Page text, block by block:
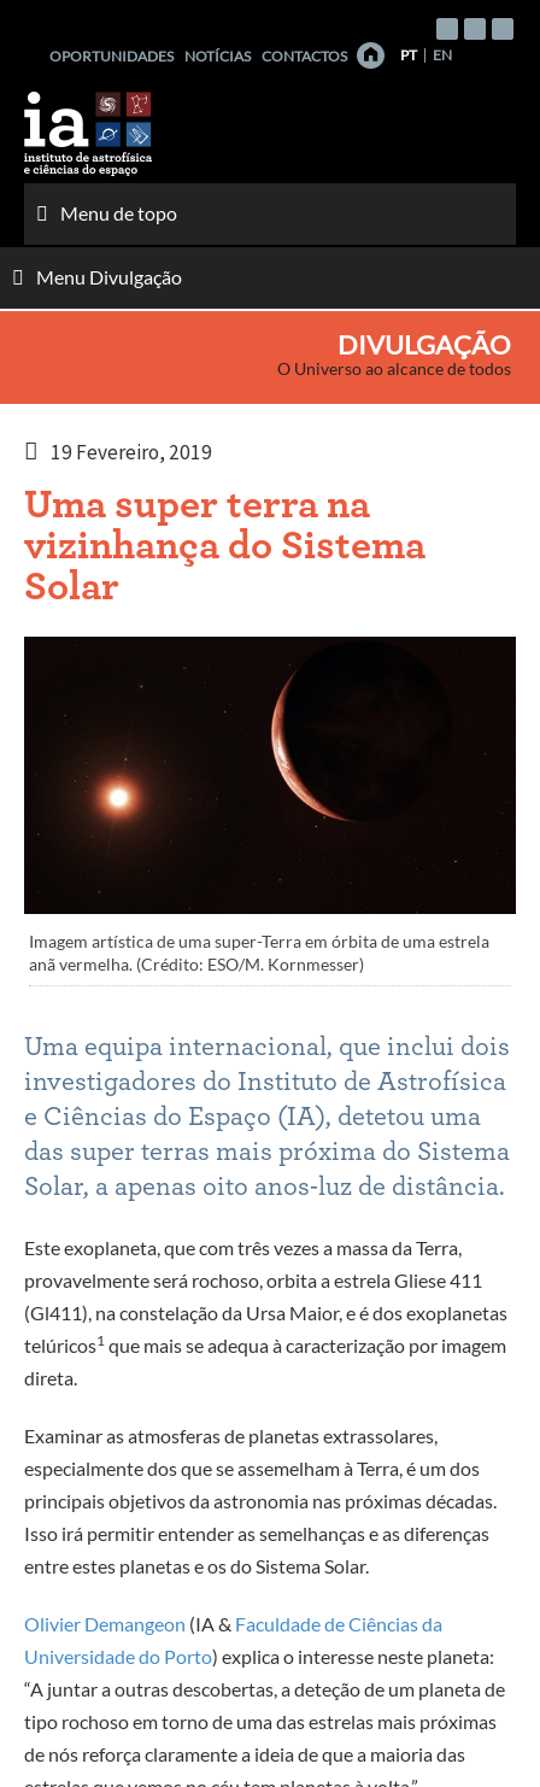
conteúdo
OPORTUNIDADES NOTÍCIAS CONTACTOS PT EN
Menu de topo
Menu Divulgação
DIVULGAÇÃO
O Universo ao alcance de todos
19 Fevereiro, 2019
Uma super terra na
vizinhança do Sistema
Solar
Imagem artística de uma super-Terra em órbita de uma estrela
anã vermelha. (Crédito: ESO/M. Kornmesser)
Uma equipa internacional, que inclui dois
investigadores do Instituto de Astrofísica
e Ciências do Espaço (IA), detetou uma
das super terras mais próxima do Sistema
Solar, a apenas oito anos-luz de distância.
Este exoplaneta, que com três vezes a massa da Terra,
provavelmente será rochoso, orbita a estrela Gliese 411
(Gl411), na constelação da Ursa Maior, e é dos exoplanetas
telúricos1 que mais se adequa à caracterização por imagem
direta.
Examinar as atmosferas de planetas extrassolares,
especialmente dos que se assemelham à Terra, é um dos
principais objetivos da astronomia nas próximas décadas.
Isso irá permitir entender as semelhanças e as diferenças
entre estes planetas e os do Sistema Solar.
Olivier Demangeon (IA & Faculdade de Ciências da
Universidade do Porto) explica o interesse neste planeta:
“A juntar a outras descobertas, a deteção de um planeta de
tipo rochoso em torno de uma das estrelas mais próximas
de nós reforça claramente a ideia de que a maioria das